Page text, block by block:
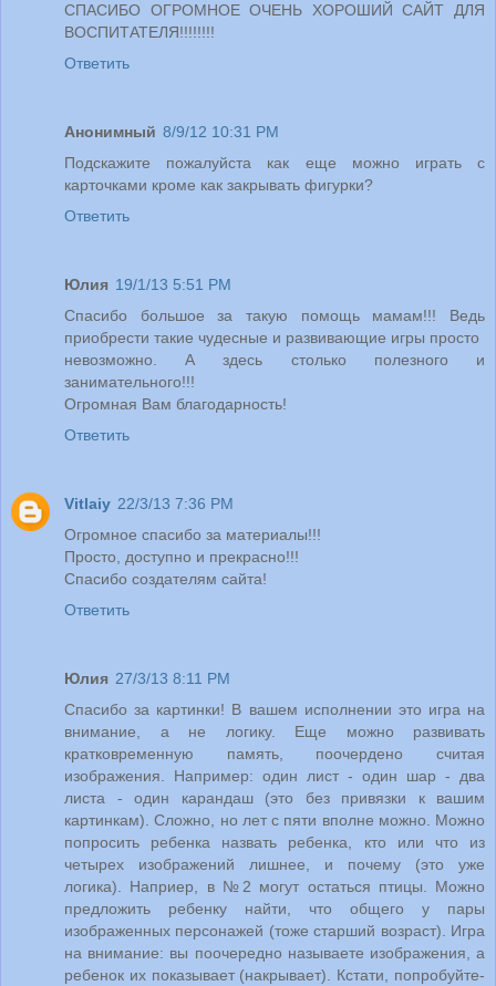
СПАСИБО ОГРОМНОЕ ОЧЕНЬ ХОРОШИЙ САЙТ ДЛЯ
ВОСПИТАТЕЛЯ!!!!!!!!
Ответить
Анонимный 8/9/12 10:31 PM
Подскажите пожалуйста как еще можно играть с
карточками кроме как закрывать фигурки?
Ответить
Юлия 19/1/13 5:51 PM
Спасибо большое за такую помощь мамам!!! Ведь
приобрести такие чудесные и развивающие игры просто
невозможно. А здесь столько полезного и
занимательного!!!
Огромная Вам благодарность!
Ответить
Vitlaiy 22/3/13 7:36 PM
Огромное спасибо за материалы!!!
Просто, доступно и прекрасно!!!
Спасибо создателям сайта!
Ответить
Юлия 27/3/13 8:11 PM
Спасибо за картинки! В вашем исполнении это игра на
внимание, а не логику. Еще можно развивать
кратковременную память, поочердено считая
изображения. Например: один лист - один шар - два
листа - один карандаш (это без привязки к вашим
картинкам). Сложно, но лет с пяти вполне можно. Можно
попросить ребенка назвать ребенка, кто или что из
четырех изображений лишнее, и почему (это уже
логика). Наприер, в №2 могут остаться птицы. Можно
предложить ребенку найти, что общего у пары
изображенных персонажей (тоже старший возраст). Игра
на внимание: вы поочередно называете изображения, а
ребенок их показывает (накрывает). Кстати, попробуйте-